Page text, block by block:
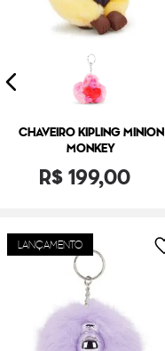
CHAVEIRO KIPLING MINION
MONKEY
R$199,00
LANÇAMENTO